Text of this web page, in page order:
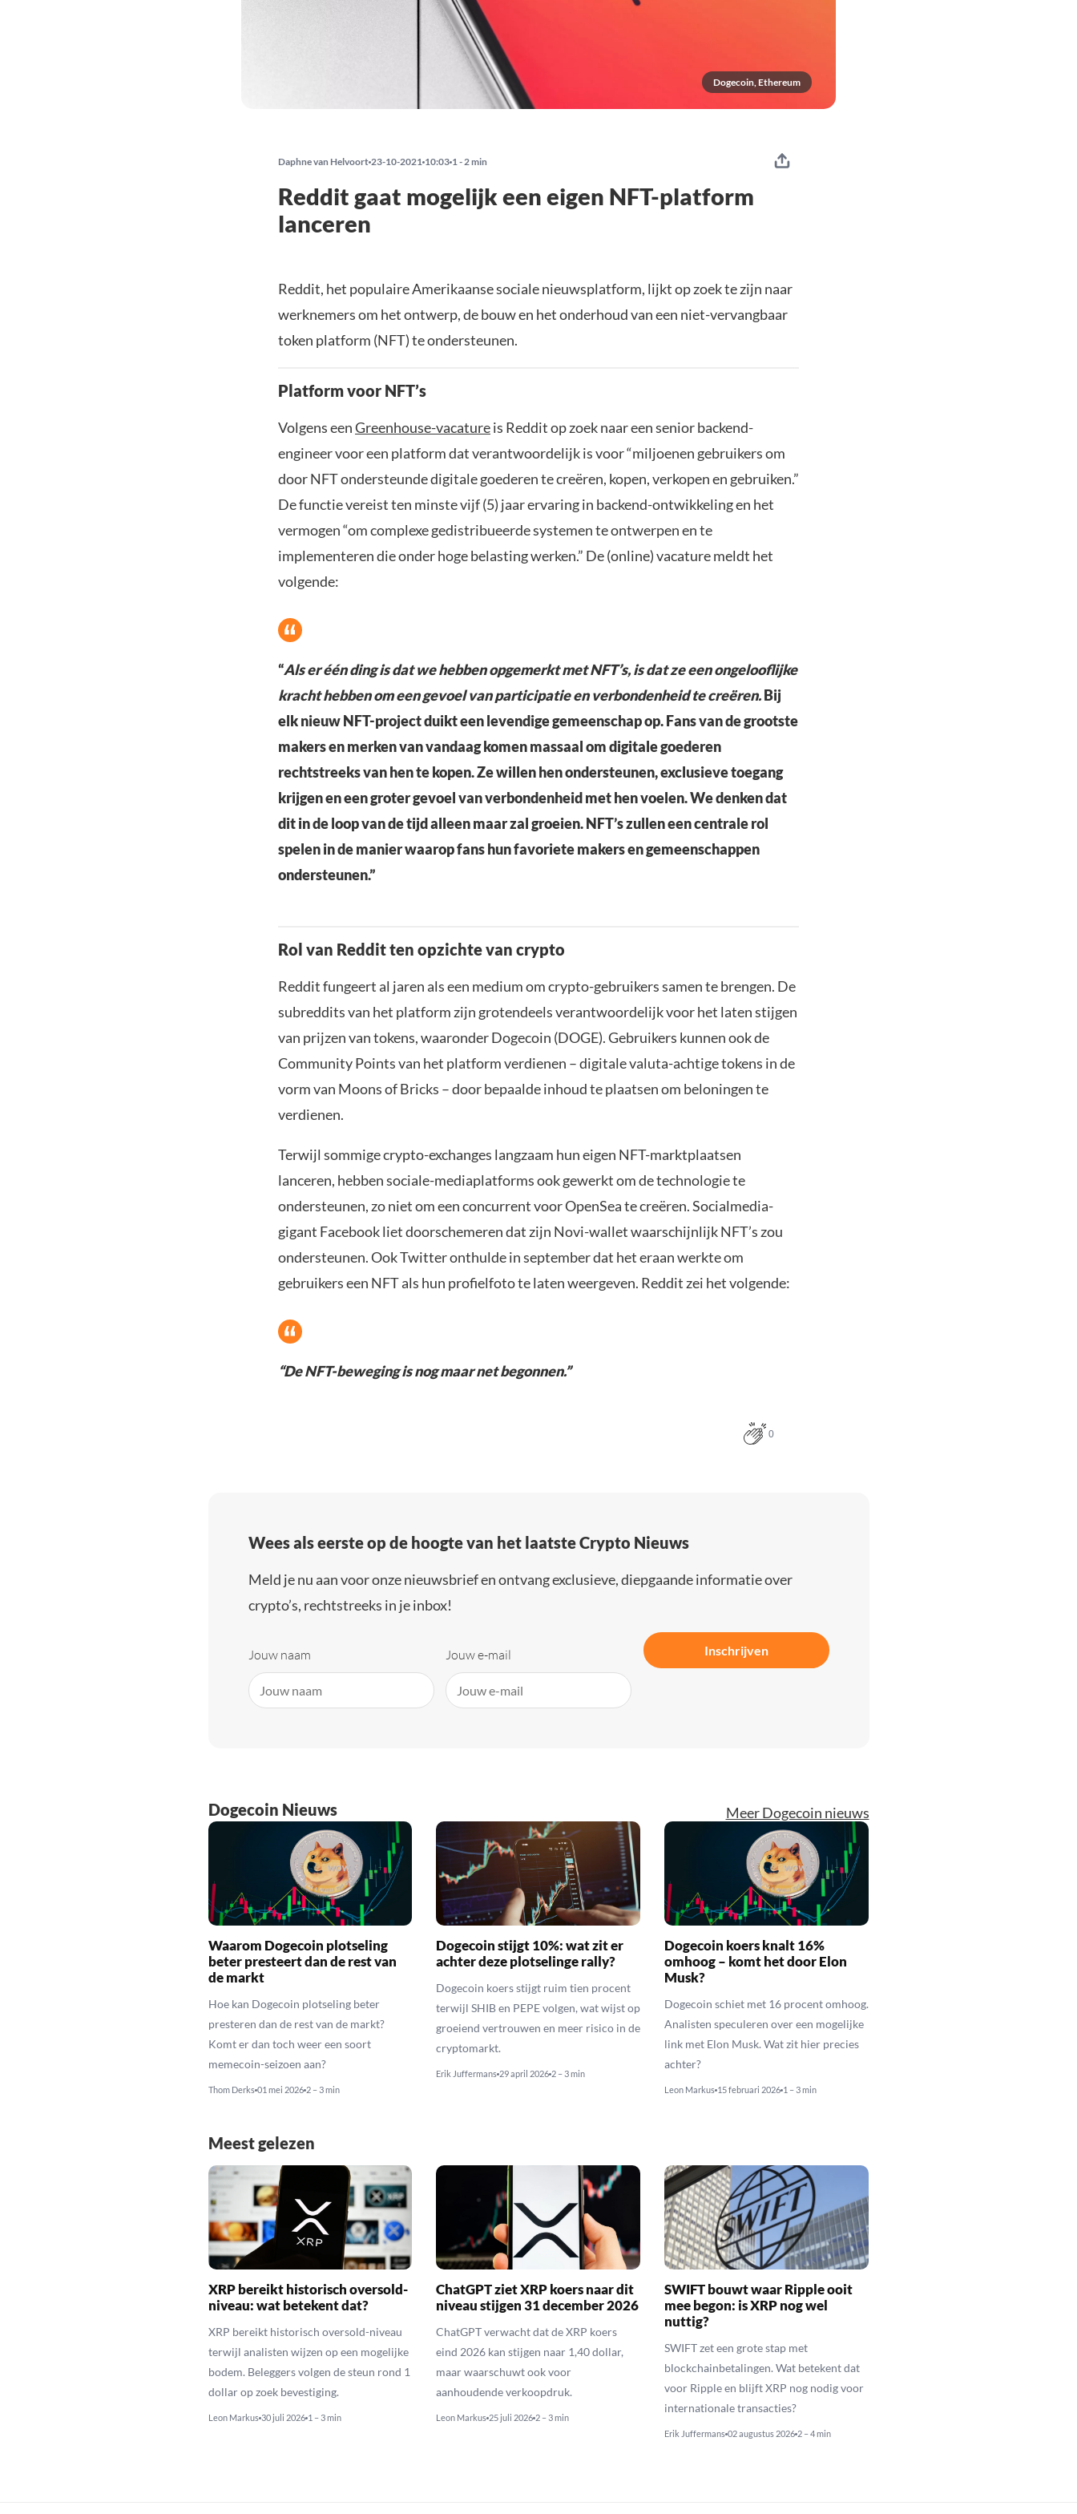
Dogecoin, Ethereum
Daphne van Helvoort 23-10-2021 10:03 1 - 2 min
Reddit gaat mogelijk een eigen NFT-platform
lanceren
Reddit, het populaire Amerikaanse sociale nieuwsplatform, lijkt op zoek te zijn naar
werknemers om het ontwerp, de bouw en het onderhoud van een niet-vervangbaar
token platform (NFT) te ondersteunen.
Platform voor NFT’s
Volgens eenGreenhouse-vacatureis Reddit op zoek naar een senior backend-
engineer voor een platform dat verantwoordelijk is voor “miljoenen gebruikers om
door NFT ondersteunde digitale goederen te creëren, kopen, verkopen en gebruiken.”
De functie vereist ten minste vijf (5) jaar ervaring in backend-ontwikkeling en het
vermogen “om complexe gedistribueerde systemen te ontwerpen en te
implementeren die onder hoge belasting werken.” De (online) vacature meldt het
volgende:
“Als er één ding is dat we hebben opgemerkt met NFT’s, is dat ze een ongelooflijke
kracht hebben om een gevoel van participatie en verbondenheid te creëren.Bij
elk nieuw NFT-project duikt een levendige gemeenschap op. Fans van de grootste
makers en merken van vandaag komen massaal om digitale goederen
rechtstreeks van hen te kopen. Ze willen hen ondersteunen, exclusieve toegang
krijgen en een groter gevoel van verbondenheid met hen voelen. We denken dat
dit in de loop van de tijd alleen maar zal groeien. NFT’s zullen een centrale rol
spelen in de manier waarop fans hun favoriete makers en gemeenschappen
ondersteunen.”
Rol van Reddit ten opzichte van crypto
Reddit fungeert al jaren als een medium om crypto-gebruikers samen te brengen. De
subreddits van het platform zijn grotendeels verantwoordelijk voor het laten stijgen
van prijzen van tokens, waaronder Dogecoin (DOGE). Gebruikers kunnen ook de
Community Points van het platform verdienen – digitale valuta-achtige tokens in de
vorm van Moons of Bricks – door bepaalde inhoud te plaatsen om beloningen te
verdienen.
Terwijl sommige crypto-exchanges langzaam hun eigen NFT-marktplaatsen
lanceren, hebben sociale-mediaplatforms ook gewerkt om de technologie te
ondersteunen, zo niet om een concurrent voor OpenSea te creëren. Socialmedia-
gigant Facebook liet doorschemeren dat zijn Novi-wallet waarschijnlijk NFT’s zou
ondersteunen. Ook Twitter onthulde in september dat het eraan werkte om
gebruikers een NFT als hun profielfoto te laten weergeven. Reddit zei het volgende:
“De NFT-beweging is nog maar net begonnen.”
0
Wees als eerste op de hoogte van het laatste Crypto Nieuws
Meld je nu aan voor onze nieuwsbrief en ontvang exclusieve, diepgaande informatie over
crypto’s, rechtstreeks in je inbox!
Jouw naam Jouw e-mail Inschrijven
Dogecoin Nieuws Meer Dogecoin nieuws
Waarom Dogecoin plotseling
beter presteert dan de rest van
de markt
Hoe kan Dogecoin plotseling beter
presteren dan de rest van de markt?
Komt er dan toch weer een soort
memecoin-seizoen aan?
Thom Derks 01 mei 2026 2 – 3 min
Dogecoin stijgt 10%: wat zit er
achter deze plotselinge rally?
Dogecoin koers stijgt ruim tien procent
terwijl SHIB en PEPE volgen, wat wijst op
groeiend vertrouwen en meer risico in de
cryptomarkt.
Erik Juffermans 29 april 2026 2 – 3 min
Dogecoin koers knalt 16%
omhoog – komt het door Elon
Musk?
Dogecoin schiet met 16 procent omhoog.
Analisten speculeren over een mogelijke
link met Elon Musk. Wat zit hier precies
achter?
Leon Markus 15 februari 2026 1 – 3 min
Meest gelezen
XRP bereikt historisch oversold-
niveau: wat betekent dat?
XRP bereikt historisch oversold-niveau
terwijl analisten wijzen op een mogelijke
bodem. Beleggers volgen de steun rond 1
dollar op zoek bevestiging.
Leon Markus 30 juli 2026 1 – 3 min
ChatGPT ziet XRP koers naar dit
niveau stijgen 31 december 2026
ChatGPT verwacht dat de XRP koers
eind 2026 kan stijgen naar 1,40 dollar,
maar waarschuwt ook voor
aanhoudende verkoopdruk.
Leon Markus 25 juli 2026 2 – 3 min
SWIFT bouwt waar Ripple ooit
mee begon: is XRP nog wel
nuttig?
SWIFT zet een grote stap met
blockchainbetalingen. Wat betekent dat
voor Ripple en blijft XRP nog nodig voor
internationale transacties?
Erik Juffermans 02 augustus 2026 2 – 4 min